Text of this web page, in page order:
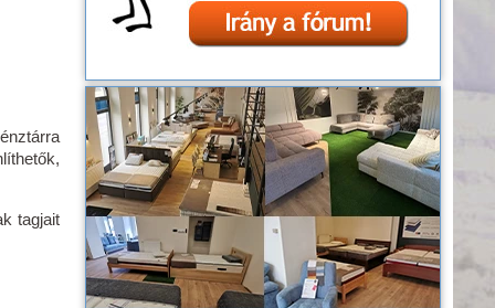
tagjait
Latex biomatracok: nagy átverés?
Matrac féláron?
Medical Concept matrac család
Levital matrac szabadalom
A jó alvás titka
Gázrugó erőssége
Matrackirály akciók
Matrac egészségpénztárra
Egészségpénztár 2012
Memory matrac?
Hogyan válasszunk matracot?